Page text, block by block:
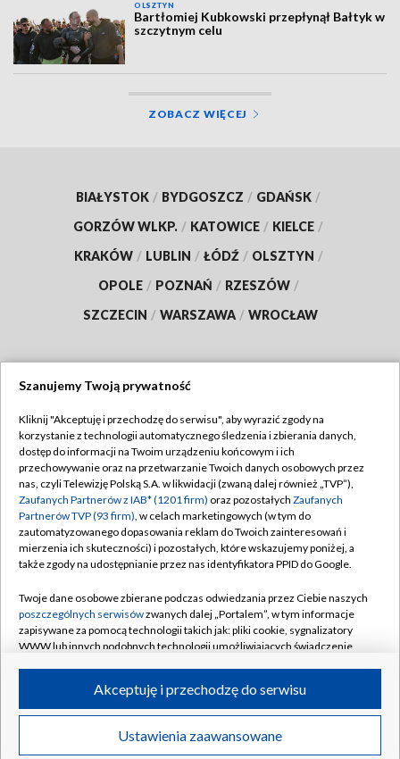
OLSZTYN
Bartłomiej Kubkowski przepłynął Bałtyk w
szczytnym celu
ZOBACZ WIĘCEJ
BIAŁYSTOK / BYDGOSZCZ / GDAŃSK /
GORZÓW WLKP. / KATOWICE / KIELCE /
KRAKÓW / LUBLIN / ŁÓDŹ / OLSZTYN /
OPOLE / POZNAŃ / RZESZÓW /
SZCZECIN / WARSZAWA / WROCŁAW
TVP
Abonament TVP
Emisja w TVP
Centrum informacji TVP
Naziemna Telewizja Cyfrowa
Rada Programowa
System NOS
Informacje o nadawcy
Program dla prasy
Ogłoszenie przetargowe
Regulamin TVP
Polityka prywatności
Moje zgody
Pomoc
Kontakt
Kanały
©2026 Telewizja Polska S.A. w likwidacji
Szanujemy Twoją prywatność
Kliknij "Akceptuję i przechodzę do serwisu", aby wyrazić zgody na
korzystanie z technologii automatycznego śledzenia i zbierania danych,
dostęp do informacji na Twoim urządzeniu końcowym i ich
przechowywanie oraz na przetwarzanie Twoich danych osobowych przez
nas, czyli Telewizję Polską S.A. w likwidacji (zwaną dalej również „TVP”),
Zaufanych Partnerów z IAB* (1201 firm) oraz pozostałych Zaufanych
Partnerów TVP (93 firm), w celach marketingowych (w tym do
zautomatyzowanego dopasowania reklam do Twoich zainteresowań i
mierzenia ich skuteczności) i pozostałych, które wskazujemy poniżej, a
także zgody na udostępnianie przez nas identyfikatora PPID do Google.
Twoje dane osobowe zbierane podczas odwiedzania przez Ciebie naszych
poszczególnych serwisówzwanych dalej „Portalem”, w tym informacje
zapisywane za pomocą technologii takich jak: pliki cookie, sygnalizatory
WWW lub innych podobnych technologii umożliwiających świadczenie
ruchu w Internecie.
Twoje dane osobowe zbierane podczas odwiedzania przez Ciebie
poszczególnych serwisówna Portalu, takie jak adresy IP, identyfikatory
Ustawienia zaawansowane
Akceptuję i przechodzę do serwisu